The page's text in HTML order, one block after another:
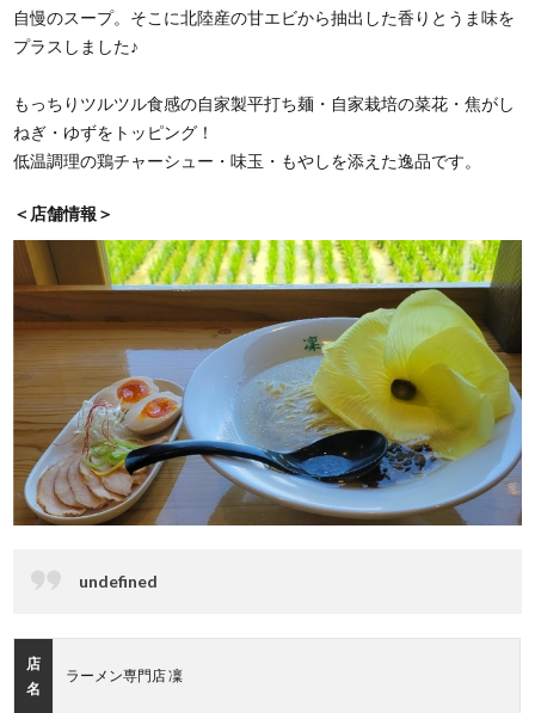
自慢のスープ。そこに北陸産の甘エビから抽出した香りとうま味を
プラスしました♪
もっちりツルツル食感の自家製平打ち麺・自家栽培の菜花・焦がし
ねぎ・ゆずをトッピング！
低温調理の鶏チャーシュー・味玉・もやしを添えた逸品です。
＜店舗情報＞
undefined
店
名
ラーメン専門店 凜